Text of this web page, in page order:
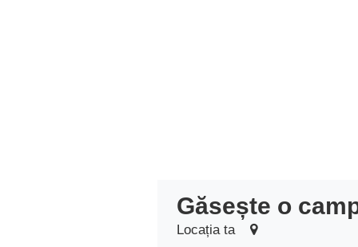
Găsește o
Locația ta